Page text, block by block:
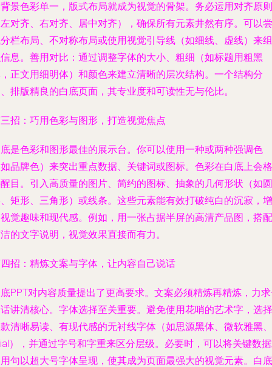
景色彩单一，版式布局就成为视觉的骨架。务必运用对齐原则
对齐、右对齐、居中对齐），确保所有元素井然有序。可以尝
栏布局、不对称布局或使用视觉引导线（如细线、虚线）来组
息。善用对比：通过调整字体的大小、粗细（如标题用粗黑
正文用细明体）和颜色来建立清晰的层次结构。一个结构分
排版精良的白底页面，其专业度和可读性无与伦比。
招：巧用色彩与图形，打造视觉焦点
是色彩和图形最佳的展示台。你可以使用一种或两种强调色
品牌色）来突出重点数据、关键词或图标。色彩在白底上会格
目。引入高质量的图片、简约的图标、抽象的几何形状（如圆
矩形、三角形）或线条。这些元素能有效打破纯白的沉寂，增
觉趣味和现代感。例如，用一张占据半屏的高清产品图，搭配
的文字说明，视觉效果直接而有力。
招：精炼文案与字体，让内容自己说话
PPT对内容质量提出了更高要求。文案必须精炼再精炼，力
讲清核心。字体选择至关重要。避免使用花哨的艺术字，选择
清晰易读、有现代感的无衬线字体（如思源黑体、微软雅黑、
），并通过字号和字重来区分层级。必要时，可以将关键数
句以超大号字体呈现，使其成为页面最强大的视觉元素。白底